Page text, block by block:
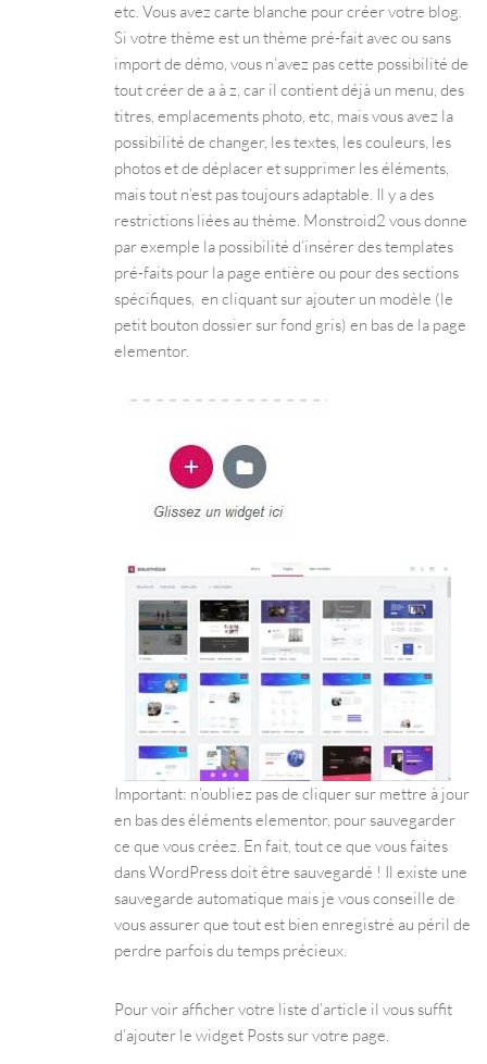
etc. Vous avez carte blanche pour créer votre blog.
Si votre thème est un thème pré-fait avec ou sans
import de démo, vous n’avez pas cette possibilité de
tout créer de a à z, car il contient déjà un menu, des
titres, emplacements photo, etc, mais vous avez la
possibilité de changer, les textes, les couleurs, les
photos et de déplacer et supprimer les éléments,
mais tout n’est pas toujours adaptable. Il y a des
restrictions liées au thème. Monstroid2 vous donne
par exemple la possibilité d’insérer des templates
pré-faits pour la page entière ou pour des sections
spécifiques, en cliquant sur ajouter un modèle (le
petit bouton dossier sur fond gris) en bas de la page
elementor.
Important: n’oubliez pas de cliquer sur mettre à jour
en bas des éléments elementor, pour sauvegarder
ce que vous créez. En fait, tout ce que vous faites
dans WordPress doit être sauvegardé ! Il existe une
sauvegarde automatique mais je vous conseille de
vous assurer que tout est bien enregistré au péril de
perdre parfois du temps précieux.
Pour voir afficher votre liste d’article il vous suffit
d’ajouter le widget Posts sur votre page.